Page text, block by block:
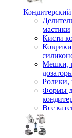
мастики
Кисти
Мешки,
Ролики,
Формы
Все